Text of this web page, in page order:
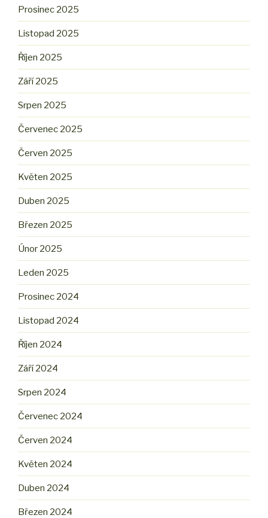
Prosinec 2025
Listopad 2025
Říjen 2025
Září 2025
Srpen 2025
Červenec 2025
Červen 2025
Květen 2025
Duben 2025
Březen 2025
Únor 2025
Leden 2025
Prosinec 2024
Listopad 2024
Říjen 2024
Září 2024
Srpen 2024
Červenec 2024
Červen 2024
Květen 2024
Duben 2024
Březen 2024